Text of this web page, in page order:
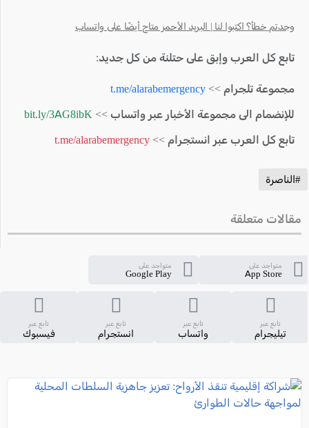
وجدتم خطأ؟ اكتبوا لنا | البريد الأحمر متاح أيضًا على واتساب
تابع كل العرب وإبق على حتلنة من كل جديد:
مجموعة تلجرام >> t.me/alarabemergency
للإنضمام الى مجموعة الأخبار عبر واتساب >> bit.ly/3AG8ibK
تابع كل العرب عبر انستجرام >> t.me/alarabemergency
#الناصرة
مقالات متعلقة
متواجد على
App Store
متواجد على
Google Play
تابع عبر
تيليجرام
تابع عبر
واتساب
تابع عبر
انستجرام
تابع عبر
فيسبوك